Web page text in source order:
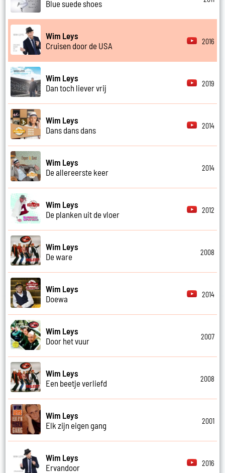
Blue suede shoes
Wim Leys
Cruisen door de USA
2016
Wim Leys
Dan toch liever vrij
2019
Wim Leys
Dans dans dans
2014
Wim Leys
De allereerste keer
2014
Wim Leys
De planken uit de vloer
2012
Wim Leys
De ware
2008
Wim Leys
Doewa
2014
Wim Leys
Door het vuur
2007
Wim Leys
Een beetje verliefd
2008
Wim Leys
Elk zijn eigen gang
2001
Wim Leys
Ervandoor
2016